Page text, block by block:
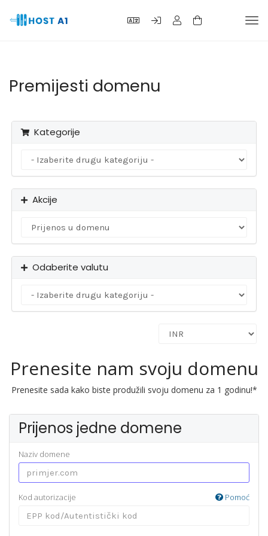
Premijesti domenu
Kategorije
Akcije
Odaberite valutu
Prenesite nam svoju domenu
Prenesite sada kako biste produžili svoju domenu za 1 godinu!*
Prijenos jedne domene
Naziv domene
Kod autorizacije Pomoć